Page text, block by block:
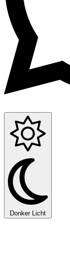
Donker Licht